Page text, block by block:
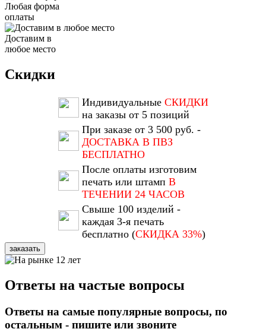
Любая форма
оплаты
Доставим в
любое место
Скидки
Индивидуальные СКИДКИ
на заказы от 5 позиций
При заказе от 3 500 руб. -
ДОСТАВКА В ПВЗ
БЕСПЛАТНО
После оплаты изготовим
печать или штамп В
ТЕЧЕНИИ 24 ЧАСОВ
Свыше 100 изделий -
каждая 3-я печать
бесплатно (СКИДКА 33%)
заказать
Ответы на частые вопросы
Ответы на самые популярные вопросы, по
остальным - пишите или звоните